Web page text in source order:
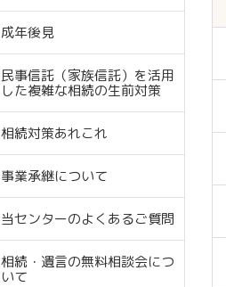
成年後見
民事信託（家族信託）を活用
した複雑な相続の生前対策
相続対策あれこれ
事業承継について
当センターのよくあるご質問
相続・遺言の無料相談会につ
いて